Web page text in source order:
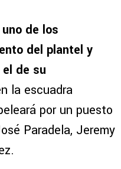
tramo importante
de los
del plantel y
de su
escuadra